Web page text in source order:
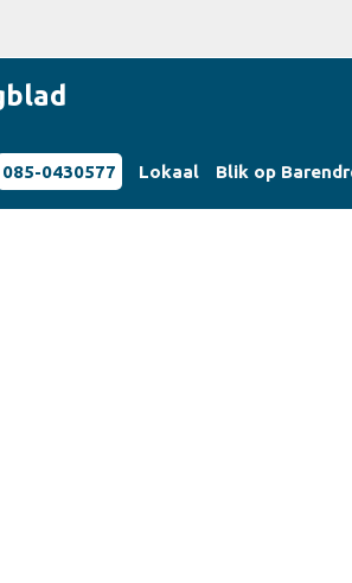
085-0430577 Lokaal Blik op